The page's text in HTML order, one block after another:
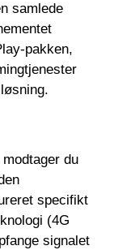
samlede
pakken,
du
specifikt
(4G
signalet